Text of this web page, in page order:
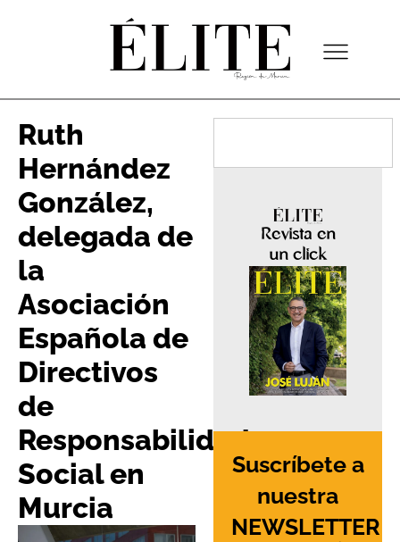
Ruth
Hernández
González,
delegada de
la
Asociación
Española de
Directivos
de
Responsabilidad
Social en
Murcia
Revista en
un click
Suscríbete a
nuestra
NEWSLETTER